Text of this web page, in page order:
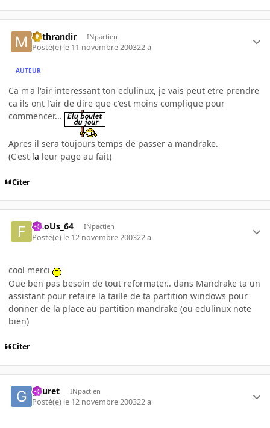
Mithrandir INpactien
Posté(e) le 11 novembre 200322 a
AUTEUR
Ca m'a l'air interessant ton edulinux, je vais peut etre prendre
ca ils ont l'air de dire que c'est moins complique pour
commencer...
Apres il sera toujours temps de passer a mandrake.
(C'est la leur page au fait)
Citer
FiLoUs_64 INpactien
Posté(e) le 12 novembre 200322 a
cool merci
Oue ben pas besoin de tout reformater.. dans Mandrake ta un
assistant pour refaire la taille de ta partition windows pour
donner de la place au partition mandrake (ou edulinux note
bien)
Citer
gauret INpactien
Posté(e) le 12 novembre 200322 a